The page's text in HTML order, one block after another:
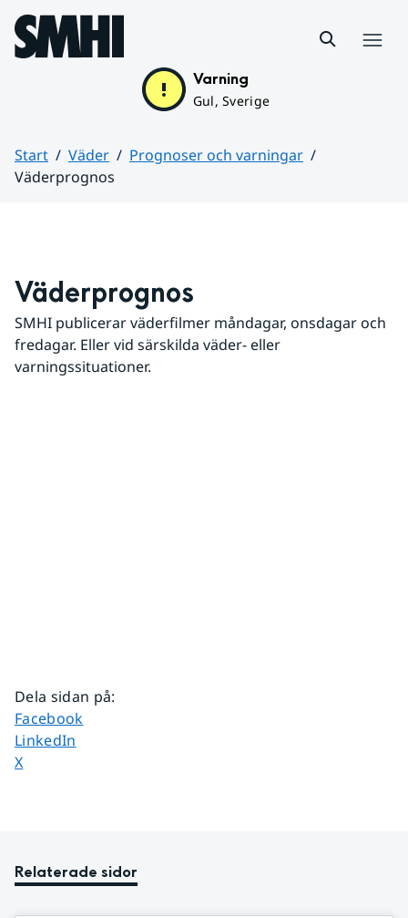
Hoppa till sidans innehåll
Varning
Gul, Sverige
Start Väder
Prognoser och varningar
Väderprognos
Väderprognos
SMHI publicerar väderfilmer måndagar, onsdagar och
fredagar. Eller vid särskilda väder- eller
varningssituationer.
Dela sidan på:
Dela sidan på
Facebook
Dela sidan på
LinkedIn
Dela sidan på
X
Relaterade sidor